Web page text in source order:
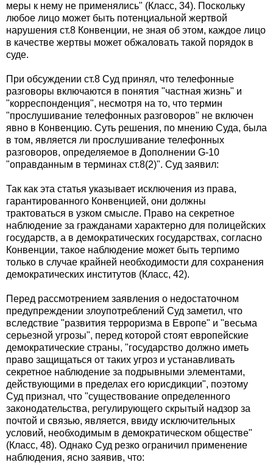
меры к нему не применялись" (Класс, 34). Поскольку
любое лицо может быть потенциальной жертвой
нарушения ст.8 Конвенции, не зная об этом, каждое лицо
в качестве жертвы может обжаловать такой порядок в
суде.
При обсуждении ст.8 Суд принял, что телефонные
разговоры включаются в понятия "частная жизнь" и
"корреспонденция", несмотря на то, что термин
"прослушивание телефонных разговоров" не включен
явно в Конвенцию. Суть решения, по мнению Суда, была
в том, является ли прослушивание телефонных
разговоров, определяемое в Дополнении G-10
"оправданным в терминах ст.8(2)". Суд заявил:
Так как эта статья указывает исключения из права,
гарантированного Конвенцией, они должны
трактоваться в узком смысле. Право на секретное
наблюдение за гражданами характерно для полицейских
государств, а в демократических государствах, согласно
Конвенции, такое наблюдение может быть терпимо
только в случае крайней необходимости для сохранения
демократических институтов (Класс, 42).
Перед рассмотрением заявления о недостаточном
предупреждении злоупотреблений Суд заметил, что
вследствие "развития терроризма в Европе" и "весьма
серьезной угрозы", перед которой стоят европейские
демократические страны, "государство должно иметь
право защищаться от таких угроз и устанавливать
секретное наблюдение за подрывными элементами,
действующими в пределах его юрисдикции", поэтому
Суд признал, что "существование определенного
законодательства, регулирующего скрытый надзор за
почтой и связью, является, ввиду исключительных
условий, необходимым в демократическом обществе"
(Класс, 48). Однако Суд резко ограничил применение
наблюдения, ясно заявив, что: